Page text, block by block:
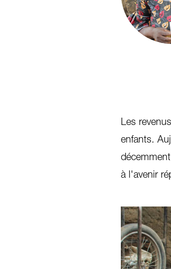
Les
enfants.
à l'avenir